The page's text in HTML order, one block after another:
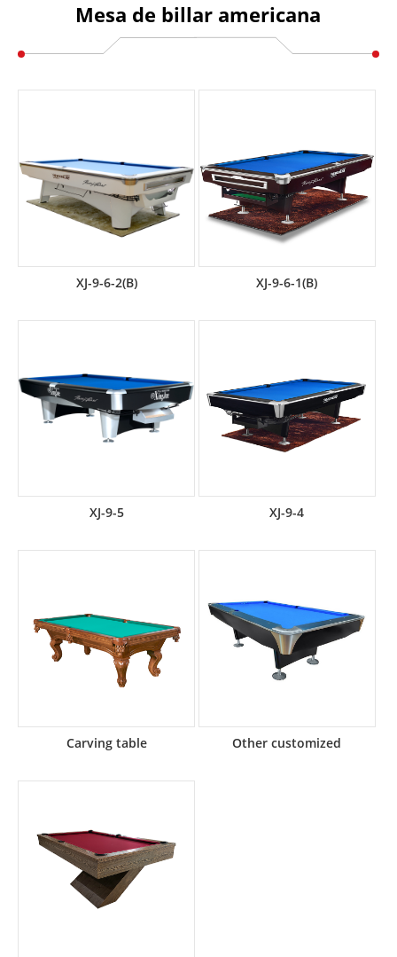
Mesa de billar americana
XJ-9-6-2(B) XJ-9-6-1(B)
XJ-9-5 XJ-9-4
Carving table Other customized